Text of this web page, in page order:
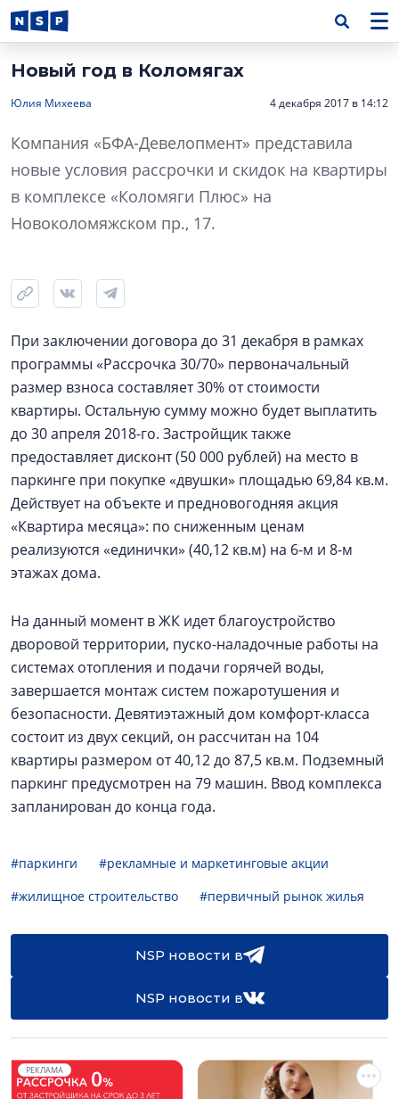
Новый год в Коломягах
Юлия Михеева 4 декабря 2017 в 14:12
Компания «БФА-Девелопмент» представила
новые условия рассрочки и скидок на квартиры
в комплексе «Коломяги Плюс» на
Новоколомяжском пр., 17.
При заключении договора до 31 декабря в рамках
программы «Рассрочка 30/70» первоначальный
размер взноса составляет 30% от стоимости
квартиры. Остальную сумму можно будет выплатить
до 30 апреля 2018-го. Застройщик также
предоставляет дисконт (50 000 рублей) на место в
паркинге при покупке «двушки» площадью 69,84 кв.м.
Действует на объекте и предновогодняя акция
«Квартира месяца»: по сниженным ценам
реализуются «единички» (40,12 кв.м) на 6-м и 8-м
этажах дома.
На данный момент в ЖК идет благоустройство
дворовой территории, пуско-наладочные работы на
системах отопления и подачи горячей воды,
завершается монтаж систем пожаротушения и
безопасности. Девятиэтажный дом комфорт-класса
состоит из двух секций, он рассчитан на 104
квартиры размером от 40,12 до 87,5 кв.м. Подземный
паркинг предусмотрен на 79 машин. Ввод комплекса
запланирован до конца года.
#паркинги
#рекламные и маркетинговые акции
#жилищное строительство
#первичный рынок жилья
NSP новости в
NSP новости в
РЕКЛАМА